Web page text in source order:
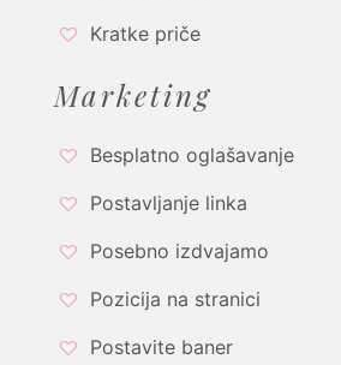
Kratke priče
Marketing
Besplatno oglašavanje
Postavljanje linka
Posebno izdvajamo
Pozicija na stranici
Postavite baner